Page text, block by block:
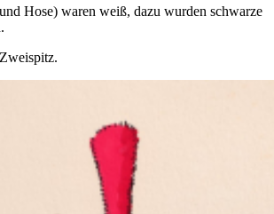
Hose) waren weiß, dazu wurden schwarze